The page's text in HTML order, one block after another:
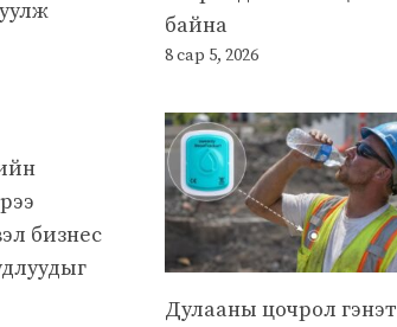
бизнес
байна
8 сар 5, 2026
Дулааны цочрол гэнэт